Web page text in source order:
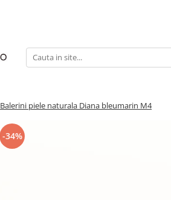
Balerini piele naturala Diana bleumarin M4
-34%